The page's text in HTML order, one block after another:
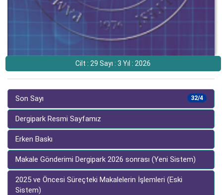
Cilt : 29 Sayı : 3 Yıl : 2026
32/4
Son Sayı
Dergipark Resmi Sayfamız
Erken Baskı
Makale Gönderimi Dergipark 2026 sonrası (Yeni Sistem)
2025 ve Öncesi Süreçteki Makalelerin İşlemleri (Eski
Sistem)